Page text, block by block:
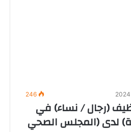
246
(رجال / نساء) في
لدى (المجلس الصحي